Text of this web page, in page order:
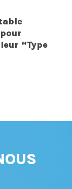
“Type